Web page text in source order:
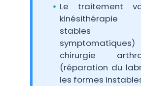
Le traitement
kinésithérapie
stables
chirurgie
(réparation du
les formes